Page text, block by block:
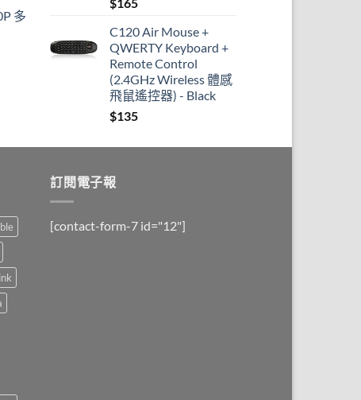
多
$165
C120 Air Mouse +
QWERTY Keyboard +
Remote Control
(2.4GHz Wireless 體感
飛鼠遙控器) - Black
$135
ink
訂閱電子報
[contact-form-7 id="12"]